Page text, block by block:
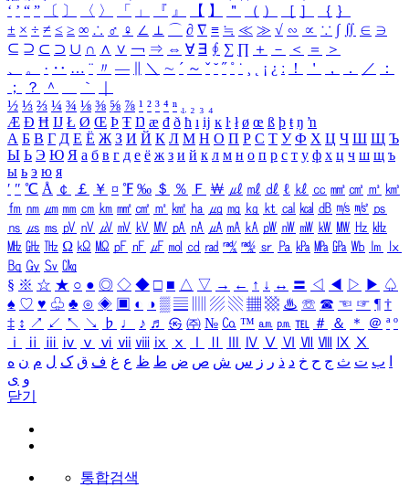
‘ ’ “ ” 〔 〕 〈 〉 「 」 『 』 【 】 ＂ （ ） ［ ］ ｛ ｝
± × ÷ ≠ ≤ ≥ ∞ ∴ ♂ ♀ ∠ ⊥ ⌒ ∂ ∇ ≡ ≒ ≪ ≫ √ ∽ ∝ ∵ ∫ ∬ ∈ ∋
⊆ ⊇ ⊂ ⊃ ∪ ∩ ∧ ∨ ￢ ⇒ ⇔ ∀ ∃ ∮ ∑ ∏ ＋ － ＜ ＝
＞
、
。 · ‥ … ¨ 〃 ― ＼ ∼ ´ ～ ˇ ˘ ˝ ˚ ˙ ¸ ¡ ¿ ː ！ ＇ ， ． ／
：
；
？ ＾ ｀
½ ⅓ ⅔ ¼ ¾ ⅛ ⅜ ⅝ ⅞ ¹ ² ³ ⁴ ⁿ ₁ ₂ ₃ ₄
Æ Ð Ħ Ĳ Ł Ø Œ Þ Ŧ Ŋ æ đ ð ħ ı ĳ ĸ ŀ ł ø œ ß þ ŧ ŋ ŉ
А Б В Г Д Е Ё Ж З И Й К Л М Н О П Р С Т У Ф Х Ц Ч Ш Щ Ъ
Ы Ь Э Ю Я а б в г д е ё ж з и й к л м н о п р с т у ф х ц ч ш щ ъ
ы ь э ю я
′ ″ ℃ Å ￠ ￡ ￥ ¤ ℉ ‰ ＄ ％ Ｆ ￦ ㎕ ㎖ ㎗ ℓ ㎘ ㏄ ㎣ ㎤ ㎥ ㎦
㎙ ㎚ ㎛ ㎜ ㎝ ㎞ ㎟ ㎠ ㎡ ㎢ ㏊ ㎍ ㎎ ㎏ ㏏ ㎈ ㎉ ㏈ ㎧ ㎨ ㎰
㎱ ㎲ ㎳ ㎴ ㎵ ㎶ ㎷ ㎸ ㎹ ㎀ ㎁ ㎂ ㎃ ㎄ ㎺ ㎻ ㎽ ㎾ ㎿ ㎐ ㎑
㎒ ㎓ ㎔ Ω ㏀ ㏁ ㎊ ㎋ ㎌ ㏖ ㏅ ㎭ ㎮ ㎯ ㏛ ㎩ ㎪ ㎫ ㎬ ㏝ ㏐
㏓
㏃ ㏉ ㏜ ㏆
§ ※ ☆ ★ ○ ● ◎ ◇ ◆ □ ■ △ ▽ → ← ↑ ↓ ↔ 〓 ◁ ◀ ▷ ▶ ♤
♠ ♡ ♥ ♧ ♣ ⊙ ◈ ▣ ◐ ◑ ▒ ▤ ▨ ▧ ▦ ▩ ♨ ☏ ☎ ☜ ☞ ¶ †
‡ ↕ ↗ ↙ ↖ ↘ ♭ ♩ ♪ ♬ ㉿ ㈜ № ㏇ ™ ㏂ ㏘ ℡ ＃ ＆ ＊ ＠ ª º
ⅰ
ⅱ ⅲ ⅳ ⅴ ⅵ ⅶ ⅷ ⅸ ⅹ Ⅳ Ⅴ Ⅵ Ⅶ Ⅷ Ⅸ Ⅹ
ب ت ث ج ح خ د ذ ر ز س ش ص ض ط ظ ع غ ف ق ک ل م ن ه
و ی
닫기
통합검색